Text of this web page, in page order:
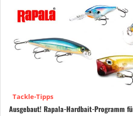
Tackle-Tipps
Ausgebaut! Rapala-Hardbait-Programm